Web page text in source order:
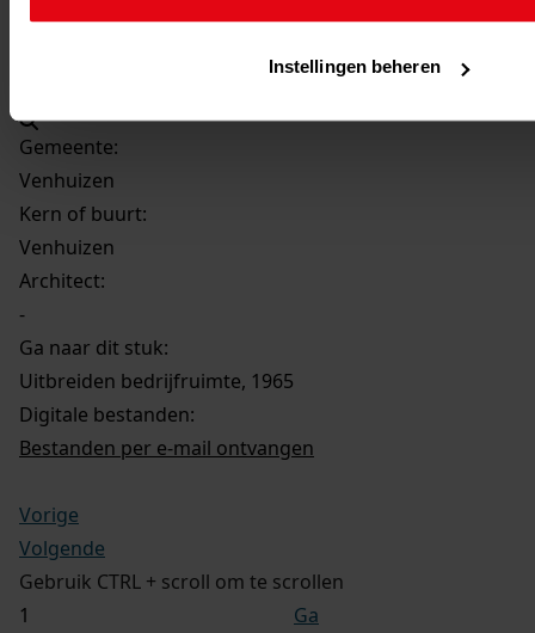
Instellingen beheren
Perceel:
Gemeente:
Venhuizen
Kern of buurt:
Venhuizen
Architect:
-
Ga naar dit stuk:
Uitbreiden bedrijfruimte, 1965
Digitale bestanden:
Bestanden per e-mail ontvangen
Vorige
Volgende
Gebruik CTRL + scroll om te scrollen
Ga